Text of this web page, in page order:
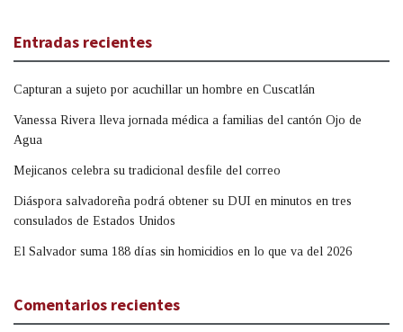
Entradas recientes
Capturan a sujeto por acuchillar un hombre en Cuscatlán
Vanessa Rivera lleva jornada médica a familias del cantón Ojo de
Agua
Mejicanos celebra su tradicional desfile del correo
Diáspora salvadoreña podrá obtener su DUI en minutos en tres
consulados de Estados Unidos
El Salvador suma 188 días sin homicidios en lo que va del 2026
Comentarios recientes